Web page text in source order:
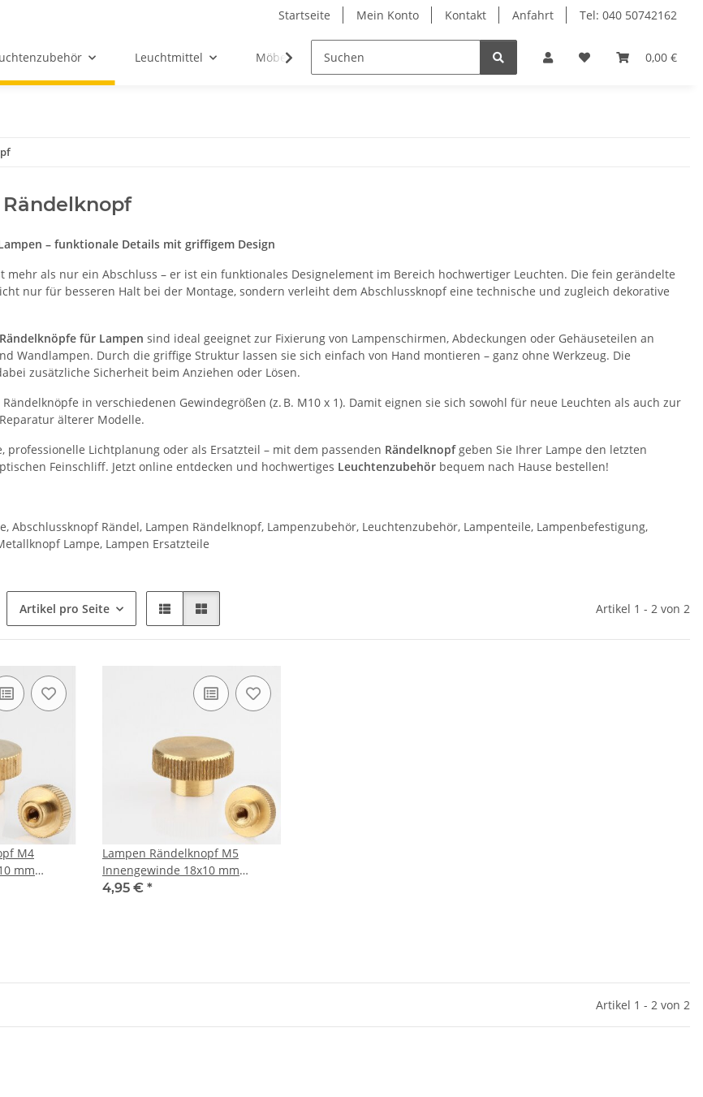
Startseite Mein Konto Kontakt Anfahrt Tel: 040 50742162
0,00 €
Leuchtmittel Möbel-Ersatzteile
– funktionale Details mit griffigem Design
mehr als nur ein Abschluss – er ist ein funktionales Designelement im Bereich hochwertiger Leuchten. Die fein gerändelte
nur für besseren Halt bei der Montage, sondern verleiht dem Abschlussknopf eine technische und zugleich dekorative
für Lampen sind ideal geeignet zur Fixierung von Lampenschirmen, Abdeckungen oder Gehäuseteilen an
Wandlampen. Durch die griffige Struktur lassen sie sich einfach von Hand montieren – ganz ohne Werkzeug. Die
zusätzliche Sicherheit beim Anziehen oder Lösen.
in verschiedenen Gewindegrößen (z. B. M10 x 1). Damit eignen sie sich sowohl für neue Leuchten als auch zur
älterer Modelle.
professionelle Lichtplanung oder als Ersatzteil – mit dem passenden Rändelknopfgeben Sie Ihrer Lampe den letzten
Feinschliff. Jetzt online entdecken und hochwertiges Leuchtenzubehör bequem nach Hause bestellen!
Abschlussknopf Rändel, Lampen Rändelknopf, Lampenzubehör, Leuchtenzubehör, Lampenteile, Lampenbefestigung,
Lampe, Lampen Ersatzteile
Artikel pro Seite Artikel 1 - 2 von 2
M4
mm
Lampen Rändelknopf M5
Innengewinde 18x10 mm
Messing roh
4,95 € *
Artikel 1 - 2 von 2